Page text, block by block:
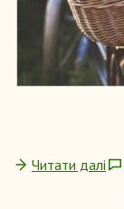
Читати далі